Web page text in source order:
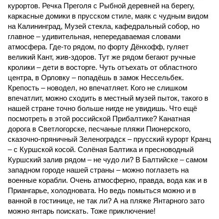
курортов. Речка Преголя с Рыбной деревней на берегу,
каркасные домики в прусском стиле, маяк с чудным видом
на Калининград, Музей стекла, кафедральный собор, но
главное – удивительная, непередаваемая словами
атмосфера. Где-то рядом, по форту Дёнхофф, гуляет
великий Кант, жив-здоров. Тут же рядом бегают ручные
кролики – дети в восторге. Чуть отъехать от областного
центра, в Орловку – попадёшь в замок Нессельбек.
Крепость – новодел, но впечатляет. Кого не слишком
впечатлит, можно сходить в местный музей пыток, такого в
нашей стране точно больше нигде не увидишь. Что ещё
посмотреть в этой российской Прибалтике? Канатная
дорога в Светлогорске, песчаные пляжи Пионерского,
сказочно-пряничный Зеленоградск – прусский курорт Кранц
– с Куршской косой. Солёная Балтика и пресноводный
Куршский залив рядом – не чудо ли? В Балтийске – самом
западном городе нашей страны – можно поглазеть на
военные корабли. Очень атмосферно, правда, вода как и в
Приангарье, холодновата. Но ведь помыться можно и в
ванной в гостинице, не так ли? А на пляже Янтарного зато
можно янтарь поискать. Тоже приключение!